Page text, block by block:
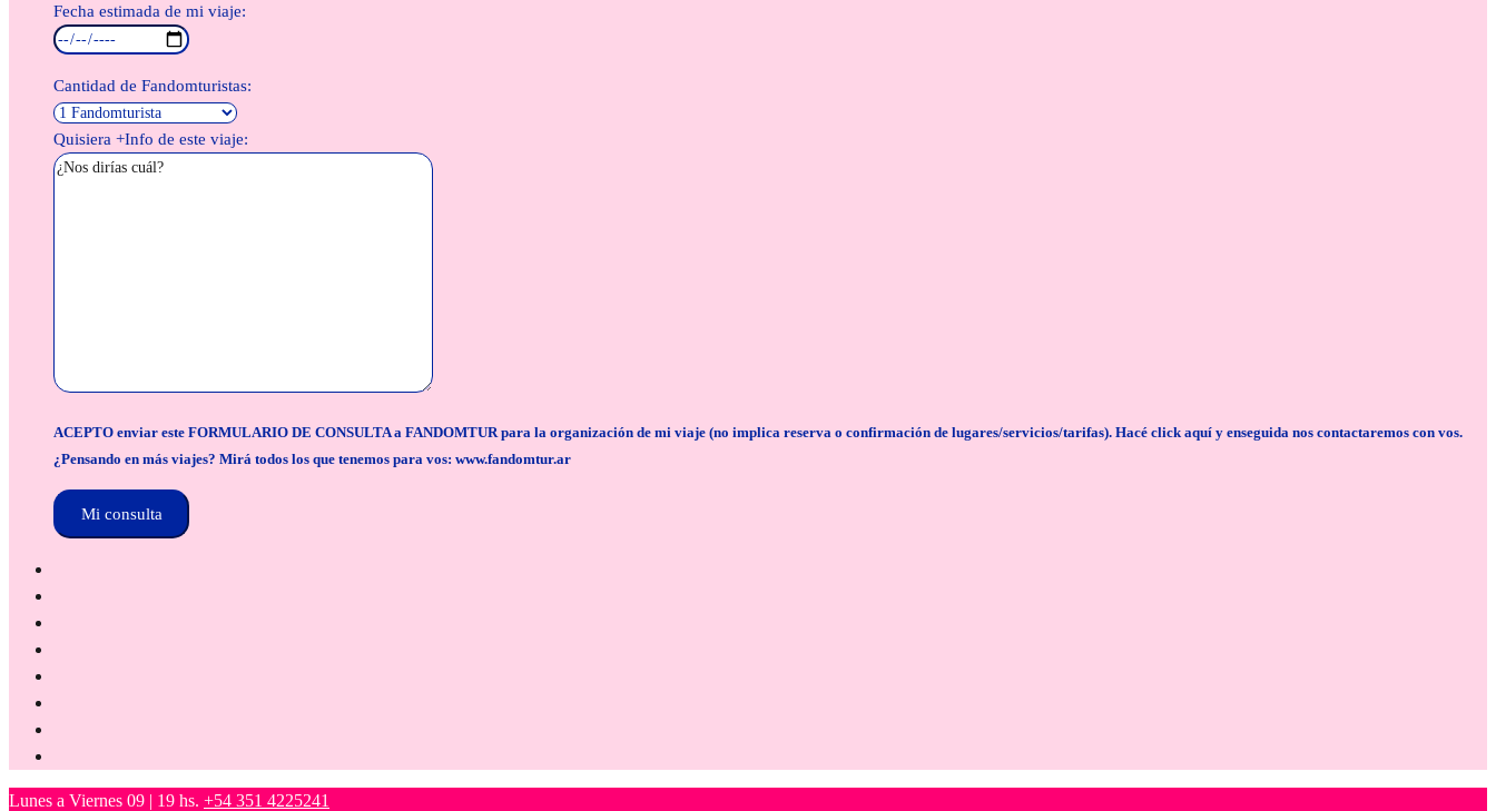
Fecha estimada de mi viaje:
Cantidad de Fandomturistas:
Quisiera +Info de este viaje:
ACEPTO enviar este FORMULARIO DE CONSULTA a FANDOMTUR para la organización de mi viaje (no implica reserva o confirmación de lugares/servicios/tarifas). Hacé click aquí y enseguida nos contactaremos con vos.
¿Pensando en más viajes? Mirá todos los que tenemos para vos: www.fandomtur.ar
Lunes a Viernes 09 | 19 hs. +54 351 4225241